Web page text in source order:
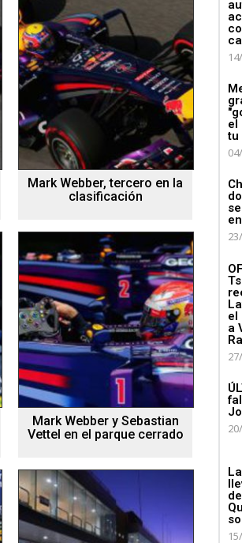
Mark Webber, tercero en la
clasificación
Mark Webber y Sebastian
Vettel en el parque cerrado
el
tu
el
a